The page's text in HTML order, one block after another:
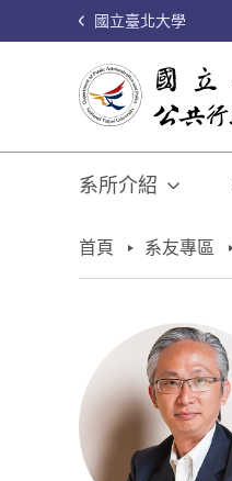
國立臺北大學
系所介紹
首頁 系友專區